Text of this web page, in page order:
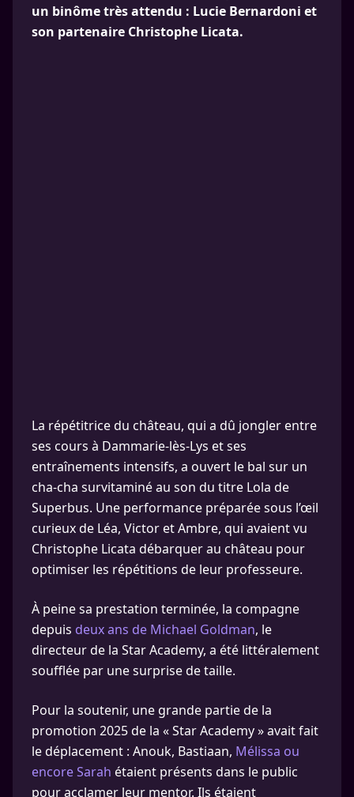
un binôme très attendu : Lucie Bernardoni et
son partenaire Christophe Licata.
La répétitrice du château, qui a dû jongler entre
ses cours à Dammarie-lès-Lys et ses
entraînements intensifs, a ouvert le bal sur un
cha-cha survitaminé au son du titre Lola de
Superbus. Une performance préparée sous l’œil
curieux de Léa, Victor et Ambre, qui avaient vu
Christophe Licata débarquer au château pour
optimiser les répétitions de leur professeure.
À peine sa prestation terminée, la compagne
depuis deux ans de Michael Goldman, le
directeur de la Star Academy, a été littéralement
soufflée par une surprise de taille.
Pour la soutenir, une grande partie de la
promotion 2025 de la « Star Academy » avait fait
le déplacement : Anouk, Bastiaan, Mélissa ou
encore Sarah étaient présents dans le public
pour acclamer leur mentor. Ils étaient